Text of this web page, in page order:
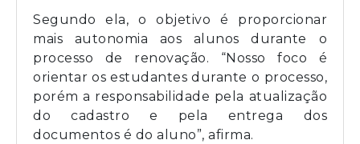
Segundo ela, o objetivo é proporcionar
mais autonomia aos alunos durante o
processo de renovação. “Nosso foco é
orientar os estudantes durante o processo,
porém a responsabilidade pela atualização
do cadastro e pela entrega dos
documentos é do aluno”, afirma.